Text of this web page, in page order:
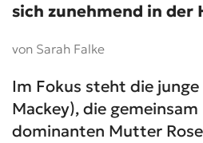
sich zunehmend in der
von Sarah Falke
Im Fokus steht die
Mackey), die
dominanten Mutter